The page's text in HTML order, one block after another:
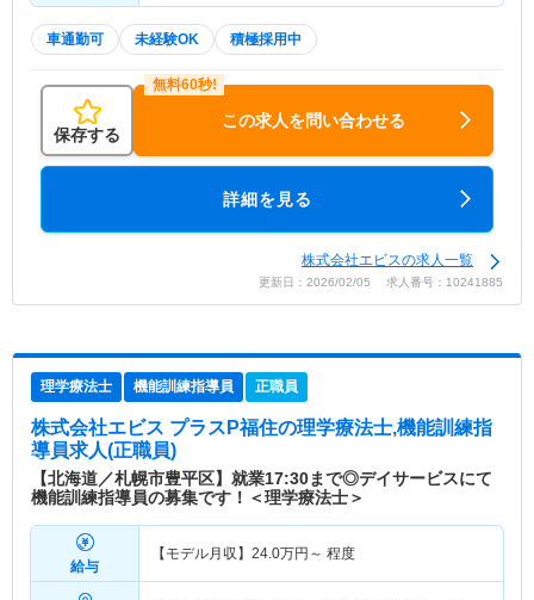
車通勤可 未経験OK 積極採用中
保存する
この求人を問い合わせる
詳細を見る
株式会社エビスの求人一覧
更新日：2026/02/05 求人番号：10241885
理学療法士 機能訓練指導員 正職員
株式会社エビス プラスP福住の理学療法士,機能訓練指
導員求人(正職員)
【北海道／札幌市豊平区】就業17:30まで◎デイサービスにて
機能訓練指導員の募集です！＜理学療法士＞
給与
【モデル月収】 24.0万円～ 程度